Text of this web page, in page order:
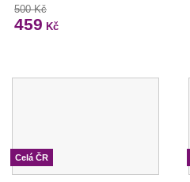
500 Kč
459 Kč
Celá ČR